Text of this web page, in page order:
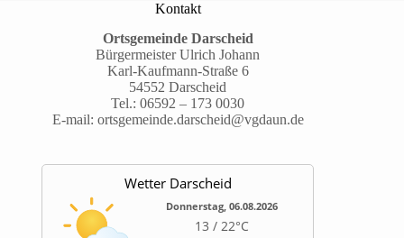
Kontakt
Ortsgemeinde Darscheid
Bürgermeister Ulrich Johann
Karl-Kaufmann-Straße 6
54552 Darscheid
Tel.:06592 – 173 0030
E-mail: ortsgemeinde.darscheid@vgdaun.de
Wetter Darscheid
Donnerstag, 06.08.2026
13 / 22°C